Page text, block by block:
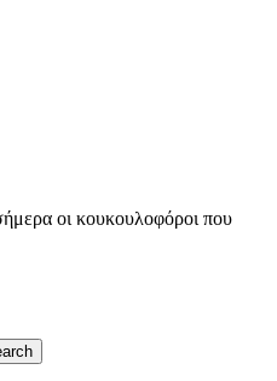
οι κουκουλοφόροι που